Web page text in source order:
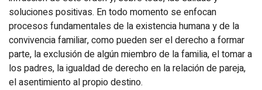
soluciones positivas. En todo momento se enfocan
procesos fundamentales de la existencia humana y de la
convivencia familiar, como pueden ser el derecho a formar
parte, la exclusión de algún miembro de la familia, el tomar a
los padres, la igualdad de derecho en la relación de pareja,
el asentimiento al propio destino.